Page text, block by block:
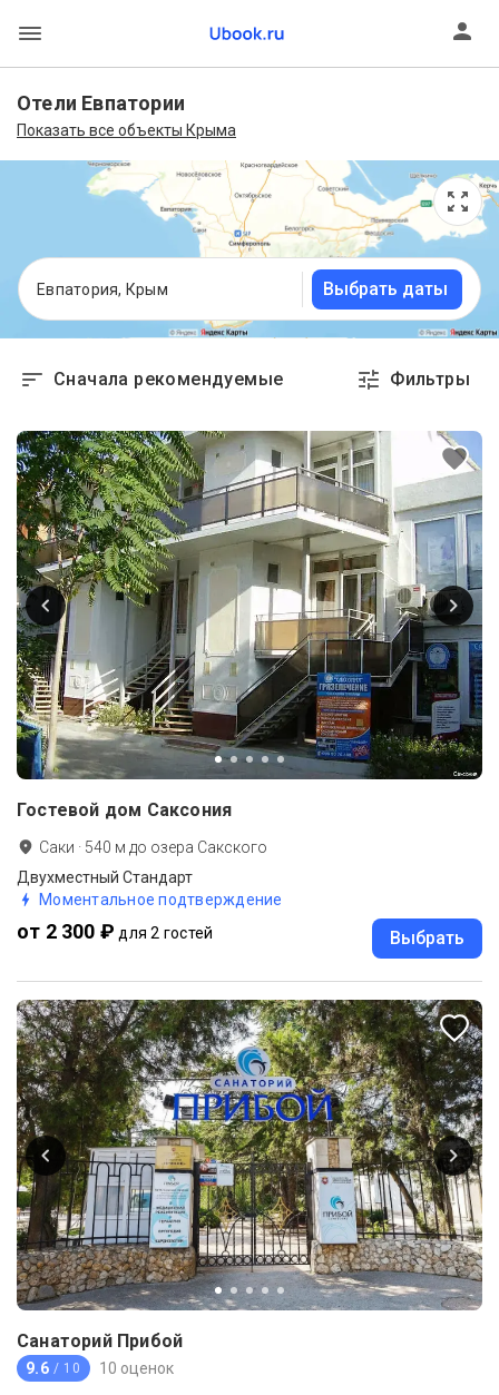
Отели Евпатории
Показать все объекты Крыма
Евпатория, Крым Выбрать даты
Сначала рекомендуемые Фильтры
Гостевой дом Саксония
Саки · 540 м до озера Сакского
Двухместный Стандарт
Моментальное подтверждение
от 2 300 ₽ для 2 гостей Выбрать
Санаторий Прибой
9.6 / 10 10 оценок